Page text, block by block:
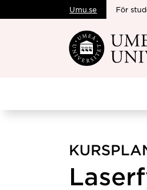
Hoppa direkt
Umu.se För